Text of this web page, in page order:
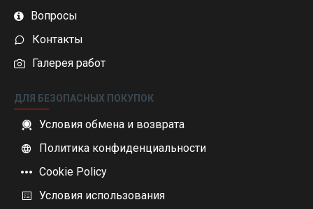
Вопросы
Контакты
Галерея работ
ДЛЯ БЕЗОПАСНЫХ ПОКУПОК
Условия обмена и возврата
Политика конфиденциальности
Cookie Policy
Условия использования